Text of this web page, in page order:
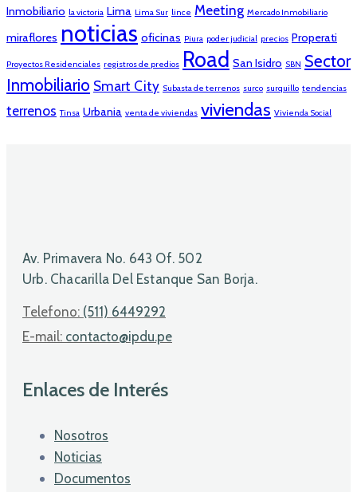
Inmobiliario la victoria Lima Lima Sur lince Meeting Mercado Inmobiliario
miraflores noticias oficinas Piura poder judicial precios Properati
Proyectos Residenciales registros de predios Road San Isidro SBN Sector
Inmobiliario Smart City Subasta de terrenos surco surquillo tendencias
terrenos Tinsa Urbania venta de viviendas viviendas Vivienda Social
Av. Primavera No. 643 Of. 502
Urb. Chacarilla Del Estanque San Borja.
Telefono: (511) 6449292
E-mail: contacto@ipdu.pe
Enlaces de Interés
Nosotros
Noticias
Documentos